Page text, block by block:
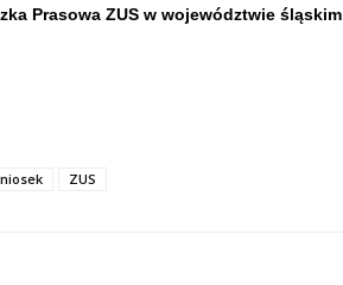
Prasowa ZUS w województwie śląskim
ZUS